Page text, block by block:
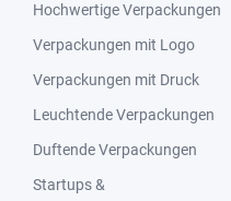
Hochwertige Verpackungen
Verpackungen mit Logo
Verpackungen mit Druck
Leuchtende Verpackungen
Duftende Verpackungen
Startups &